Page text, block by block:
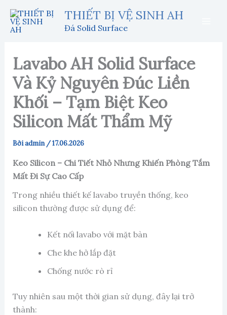
nội
THIẾT BỊ VỆ SINH AH
Đá Solid Surface
Lavabo AH Solid Surface
Và Kỷ Nguyên Đúc Liền
Khối – Tạm Biệt Keo
Silicon Mất Thẩm Mỹ
Bởiadmin /17.06.2026
Keo Silicon – Chi Tiết Nhỏ Nhưng Khiến Phòng Tắm
Mất Đi Sự Cao Cấp
Trong nhiều thiết kế lavabo truyền thống, keo
silicon thường được sử dụng để:
Kết nối lavabo với mặt bàn
Che khe hở lắp đặt
Chống nước rò rỉ
Tuy nhiên sau một thời gian sử dụng, đây lại trở
thành: